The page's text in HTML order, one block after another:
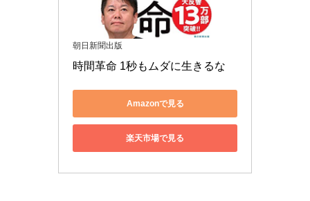
朝日新聞出版
時間革命 1秒もムダに生きるな
Amazonで見る
楽天市場で見る